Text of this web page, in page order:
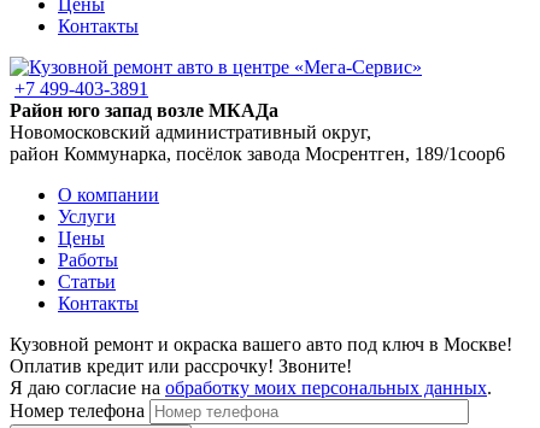
Цены
Контакты
+7 499-403-3891
Район юго запад возле МКАДа
Новомосковский административный округ,
район Коммунарка, посёлок завода Мосрентген, 189/1соор6
О компании
Услуги
Цены
Работы
Статьи
Контакты
Кузовной ремонт и окраска вашего авто под ключ в Москве!
Оплатив кредит или рассрочку! Звоните!
Я даю согласие на обработку моих персональных данных.
Номер телефона